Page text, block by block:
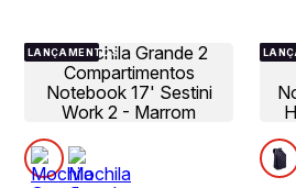
LANÇAMENTOS